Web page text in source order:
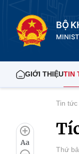
BỘ
GIỚI THIỆUTIN
Aa
Tin tức
Thứ